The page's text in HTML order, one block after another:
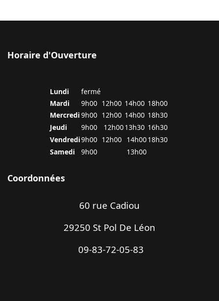
Horaire d'Ouverture
Lundi
fermé
Mardi
9h00 12h00 14h00 18h00
Mercredi9h00 12h00 14h00 18h30
Jeudi
9h00 12h0013h30 16h30
Vendredi9h00 12h00 14h0018h30
Samedi
9h00 13h00
Coordonnées
60 rue Cadiou
29250 St Pol De Léon
09-83-72-05-83